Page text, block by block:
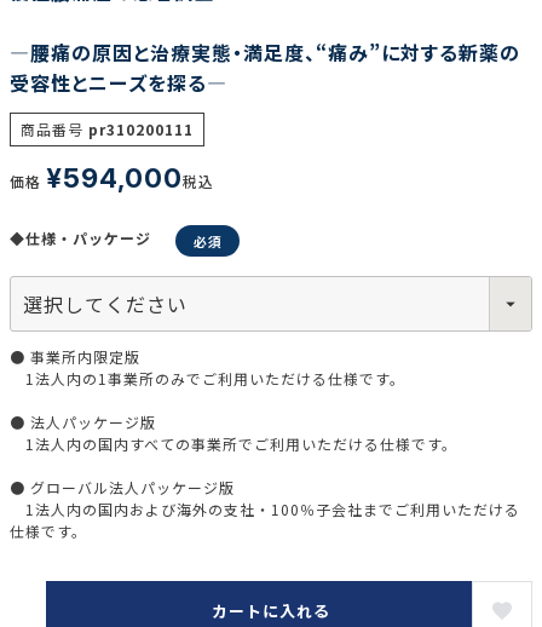
リセット 検索する
―腰痛の原因と治療実態・満足度、“痛み”に対する新薬の
受容性とニーズを探る―
商品番号 pr310200111
価格 ¥594,000税込
◆仕様・パッケージ
● 事業所内限定版
1法人内の1事業所のみでご利用いただける仕様です。
● 法人パッケージ版
1法人内の国内すべての事業所でご利用いただける仕様です。
● グローバル法人パッケージ版
1法人内の国内および海外の支社・100％子会社までご利用いただける
仕様です。
カートに入れる